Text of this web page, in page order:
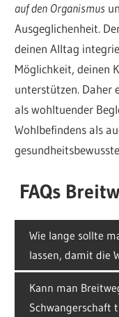
auf den Organismus
Ausgeglichenheit.
deinen Alltag
Möglichkeit, deinen
unterstützen. Daher
als wohltuender
Wohlbefindens als
FAQs
Wie lange sollte
lassen, damit die
Kann man
Schwangerschaft